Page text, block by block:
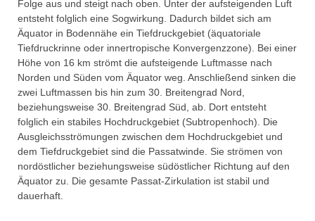
Folge aus und steigt nach oben. Unter der aufsteigenden Luft
entsteht folglich eine Sogwirkung. Dadurch bildet sich am
Äquator in Bodennähe ein Tiefdruckgebiet (äquatoriale
Tiefdruckrinne oder innertropische Konvergenzzone). Bei einer
Höhe von 16 km strömt die aufsteigende Luftmasse nach
Norden und Süden vom Äquator weg. Anschließend sinken die
zwei Luftmassen bis hin zum 30. Breitengrad Nord,
beziehungsweise 30. Breitengrad Süd, ab. Dort entsteht
folglich ein stabiles Hochdruckgebiet (Subtropenhoch). Die
Ausgleichsströmungen zwischen dem Hochdruckgebiet und
dem Tiefdruckgebiet sind die Passatwinde. Sie strömen von
nordöstlicher beziehungsweise südöstlicher Richtung auf den
Äquator zu. Die gesamte Passat-Zirkulation ist stabil und
dauerhaft.